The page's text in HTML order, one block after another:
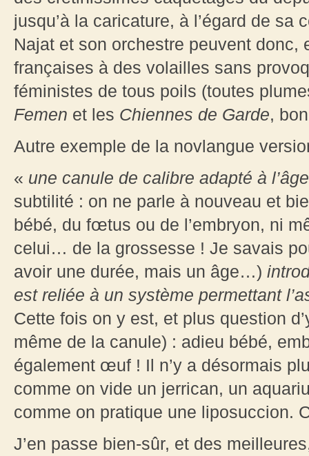
jusqu’à la caricature, à l’égard de
Najat et son orchestre peuvent donc,
françaises à des volailles sans
féministes de tous poils (toutes
Femen et les Chiennes de Garde,
Autre exemple de la novlangue
« une canule de calibre adapté à
subtilité : on ne parle à nouveau et
bébé, du fœtus ou de l’embryon, ni
celui… de la grossesse ! Je savais
avoir une durée, mais un âge…)
est reliée à un système permettant
Cette fois on y est, et plus question
même de la canule) : adieu bébé,
également œuf ! Il n’y a désormais
comme on vide un jerrican, un
comme on pratique une liposuccion.
J’en passe bien-sûr, et des